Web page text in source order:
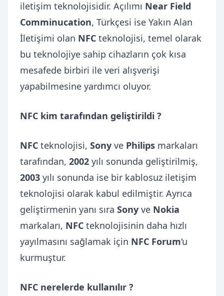
iletişim teknolojisidir. Açılımı Near Field
Comminucation, Türkçesi ise Yakın Alan
İletişimi olan NFC teknolojisi, temel olarak
bu teknolojiye sahip cihazların çok kısa
mesafede birbiri ile veri alışverişi
yapabilmesine yardımcı oluyor.
NFC kim tarafından geliştirildi ?
NFC teknolojisi, Sony ve Philips markaları
tarafından, 2002 yılı sonunda geliştirilmiş,
2003 yılı sonunda ise bir kablosuz iletişim
teknolojisi olarak kabul edilmiştir. Ayrıca
geliştirmenin yanı sıra Sony ve Nokia
markaları, NFC teknolojisinin daha hızlı
yayılmasını sağlamak için NFC Forum‘u
kurmuştur.
NFC nerelerde kullanılır ?